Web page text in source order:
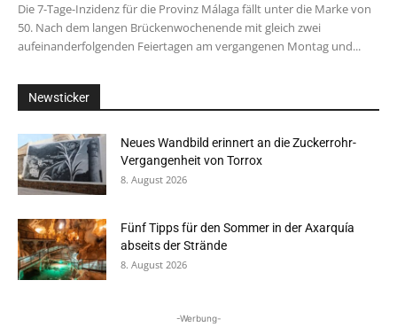
Die 7-Tage-Inzidenz für die Provinz Málaga fällt unter die Marke von
50. Nach dem langen Brückenwochenende mit gleich zwei
aufeinanderfolgenden Feiertagen am vergangenen Montag und...
Newsticker
Neues Wandbild erinnert an die Zuckerrohr-
Vergangenheit von Torrox
8. August 2026
Fünf Tipps für den Sommer in der Axarquía
abseits der Strände
8. August 2026
-Werbung-